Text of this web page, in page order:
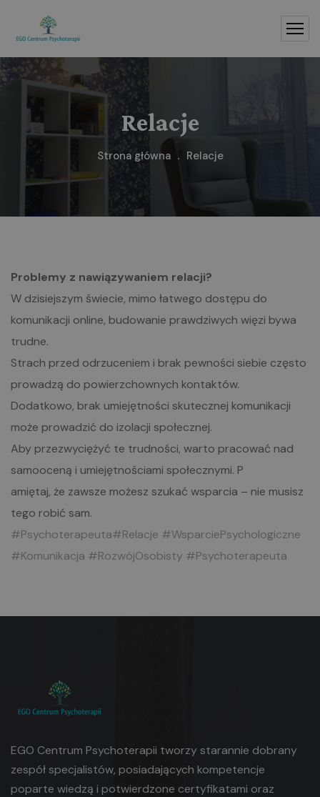
Relacje
Strona główna Relacje
Problemy z nawiązywaniem relacji?
W dzisiejszym świecie, mimo łatwego dostępu do
komunikacji online, budowanie prawdziwych więzi bywa
trudne.
Strach przed odrzuceniem i brak pewności siebie często
prowadzą do powierzchownych kontaktów.
Dodatkowo, brak umiejętności skutecznej komunikacji
może prowadzić do izolacji społecznej.
Aby przezwyciężyć te trudności, warto pracować nad
samooceną i umiejętnościami społecznymi. P
amiętaj, że zawsze możesz szukać wsparcia – nie musisz
tego robić sam.
#Psychoterapeuta#Relacje #WsparciePsychologiczne
#Komunikacja #RozwójOsobisty #Psychoterapeuta
EGO Centrum Psychoterapii tworzy starannie dobrany
zespół specjalistów, posiadających kompetencje
poparte wiedzą i potwierdzone certyfikatami oraz